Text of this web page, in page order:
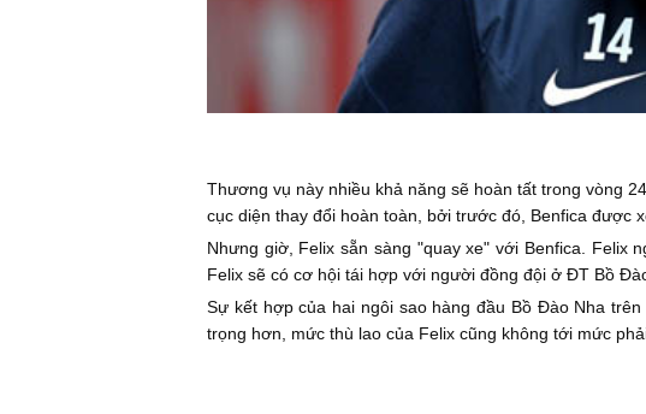
Thương vụ này nhiều khả năng sẽ hoàn tất trong vòng
cục diện thay đổi hoàn toàn, bởi trước đó, Benfica được
Nhưng giờ, Felix sẵn sàng "quay xe" với Benfica. Felix
Felix sẽ có cơ hội tái hợp với người đồng đội ở ĐT Bồ
Sự kết hợp của hai ngôi sao hàng đầu Bồ Đào Nha
trọng hơn, mức thù lao của Felix cũng không tới mức